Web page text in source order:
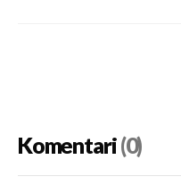
Komentari(0)